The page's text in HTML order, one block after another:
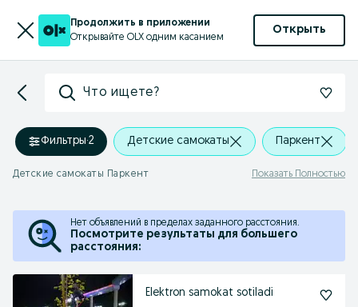
Продолжить в приложении
Открывайте OLX одним касанием
Открыть
Что ищете?
Фильтры·2 Детские самокаты Паркент
Детские самокаты Паркент Показать Полностью
Нет объявлений в пределах заданного расстояния.
Посмотрите результаты для большего
расстояния:
Elektron samokat sotiladi